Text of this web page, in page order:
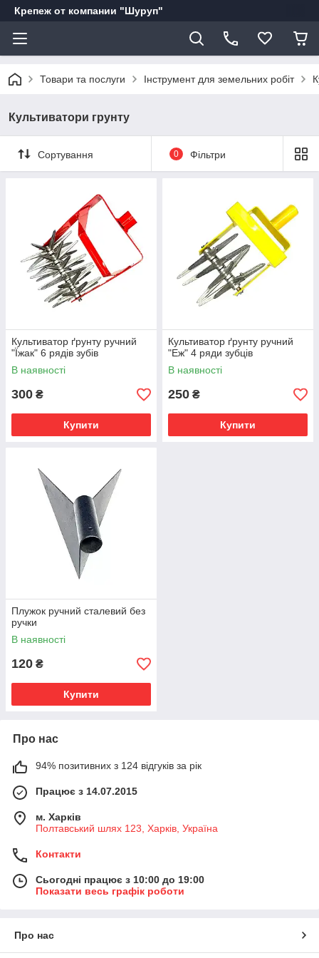
Крепеж от компании "Шуруп"
Товари та послуги Інструмент для земельних робіт
Культиватори грунту
Сортування 0 Фільтри
Культиватор ґрунту ручний
"Їжак" 6 рядів зубів
В наявності
300 ₴
Купити
Культиватор ґрунту ручний
"Еж" 4 ряди зубців
В наявності
250 ₴
Купити
Плужок ручний сталевий без
ручки
В наявності
120 ₴
Купити
Про нас
94% позитивних з 124 відгуків за рік
Працює з 14.07.2015
м. Харків
Полтавський шлях 123, Харків, Україна
Контакти
Сьогодні працює з 10:00 до 19:00
Показати весь графік роботи
Про нас